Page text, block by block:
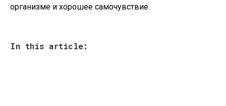
организме и хорошее самочувствие.
In this article: